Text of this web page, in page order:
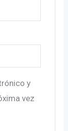
y
vez